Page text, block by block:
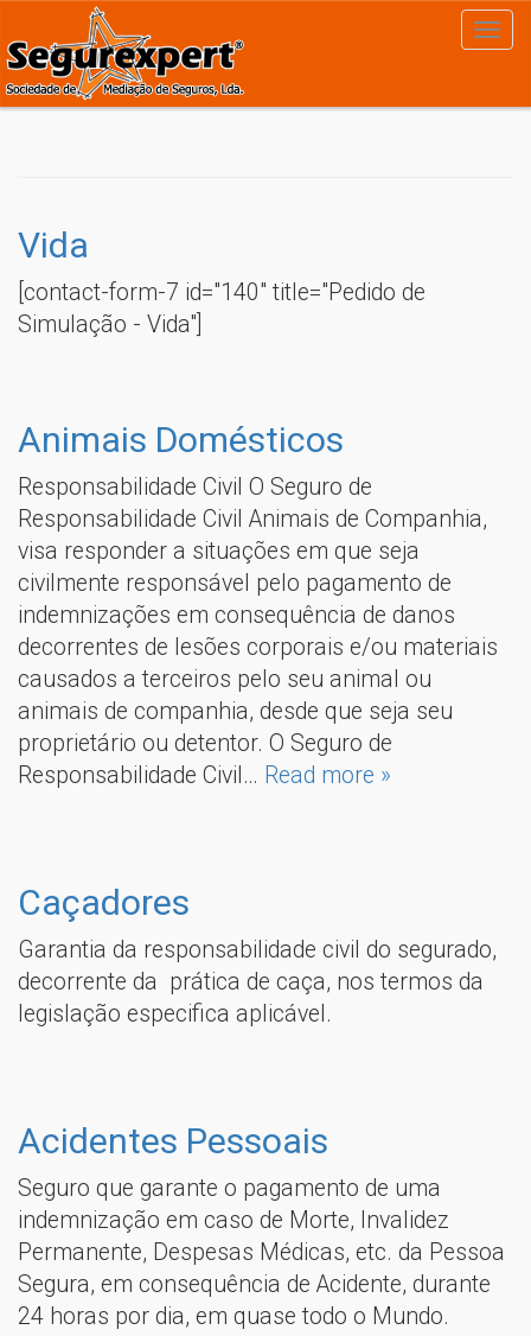
Vida
[contact-form-7 id="140" title="Pedido de
Simulação - Vida"]
Animais Domésticos
Responsabilidade Civil O Seguro de
Responsabilidade Civil Animais de Companhia,
visa responder a situações em que seja
civilmente responsável pelo pagamento de
indemnizações em consequência de danos
decorrentes de lesões corporais e/ou materiais
causados a terceiros pelo seu animal ou
animais de companhia, desde que seja seu
proprietário ou detentor. O Seguro de
Responsabilidade Civil… Read more »
Caçadores
Garantia da responsabilidade civil do segurado,
decorrente da prática de caça, nos termos da
legislação especifica aplicável.
Acidentes Pessoais
Seguro que garante o pagamento de uma
indemnização em caso de Morte, Invalidez
Permanente, Despesas Médicas, etc. da Pessoa
Segura, em consequência de Acidente, durante
24 horas por dia, em quase todo o Mundo.